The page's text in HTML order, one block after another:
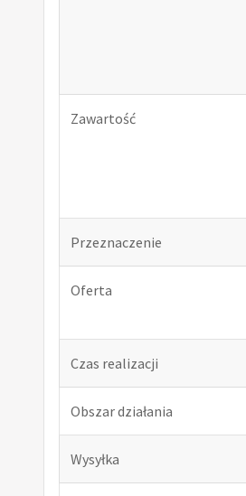
Zawartość
Przeznaczenie
Oferta
Czas realizacji
Obszar działania
Wysyłka